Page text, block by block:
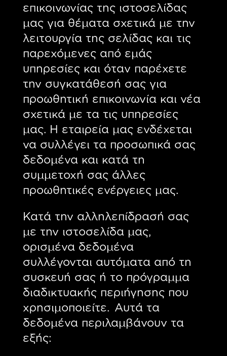
επικοινωνίας της ιστοσελίδας
μας για θέματα σχετικά με την
λειτουργία της σελίδας και τις
παρεχόμενες από εμάς
υπηρεσίες και όταν παρέχετε
την συγκατάθεσή σας για
προωθητική επικοινωνία και νέα
σχετικά με τα τις υπηρεσίες
μας. Η εταιρεία μας ενδέχεται
να συλλέγει τα προσωπικά σας
δεδομένα και κατά τη
συμμετοχή σας άλλες
προωθητικές ενέργειες μας.
Κατά την αλληλεπίδρασή σας
με την ιστοσελίδα μας,
ορισμένα δεδομένα
συλλέγονται αυτόματα από τη
συσκευή σας ή το πρόγραμμα
διαδικτυακής περιήγησης που
χρησιμοποιείτε. Αυτά τα
δεδομένα περιλαμβάνουν τα
εξής: